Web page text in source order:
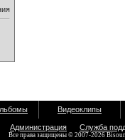
Видеоклипы
Администрация Служба
Все права защищены © 2007-2026